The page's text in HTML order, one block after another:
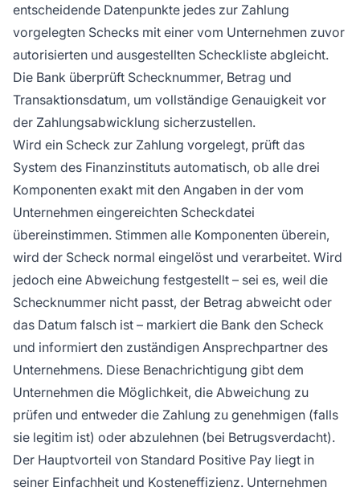
entscheidende Datenpunkte jedes zur Zahlung
vorgelegten Schecks mit einer vom Unternehmen zuvor
autorisierten und ausgestellten Scheckliste abgleicht.
Die Bank überprüft Schecknummer, Betrag und
Transaktionsdatum, um vollständige Genauigkeit vor
der Zahlungsabwicklung sicherzustellen.
Wird ein Scheck zur Zahlung vorgelegt, prüft das
System des Finanzinstituts automatisch, ob alle drei
Komponenten exakt mit den Angaben in der vom
Unternehmen eingereichten Scheckdatei
übereinstimmen. Stimmen alle Komponenten überein,
wird der Scheck normal eingelöst und verarbeitet. Wird
jedoch eine Abweichung festgestellt – sei es, weil die
Schecknummer nicht passt, der Betrag abweicht oder
das Datum falsch ist – markiert die Bank den Scheck
und informiert den zuständigen Ansprechpartner des
Unternehmens. Diese Benachrichtigung gibt dem
Unternehmen die Möglichkeit, die Abweichung zu
prüfen und entweder die Zahlung zu genehmigen (falls
sie legitim ist) oder abzulehnen (bei Betrugsverdacht).
Der Hauptvorteil von Standard Positive Pay liegt in
seiner Einfachheit und Kosteneffizienz. Unternehmen